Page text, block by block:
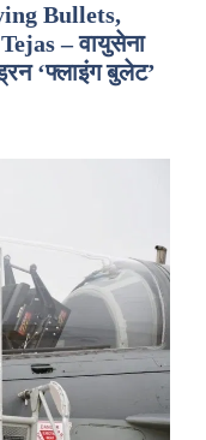
Bullets,
– वायुसेना
‘फ्लाइंग बुलेट’